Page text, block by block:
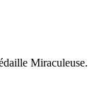
Miraculeuse.